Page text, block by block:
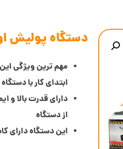
دستگاه پولیش
مهم ترین ویژگی
ابتدای کار با
دارای قدرت بالا و
از دستگاه
این دستگاه دارای